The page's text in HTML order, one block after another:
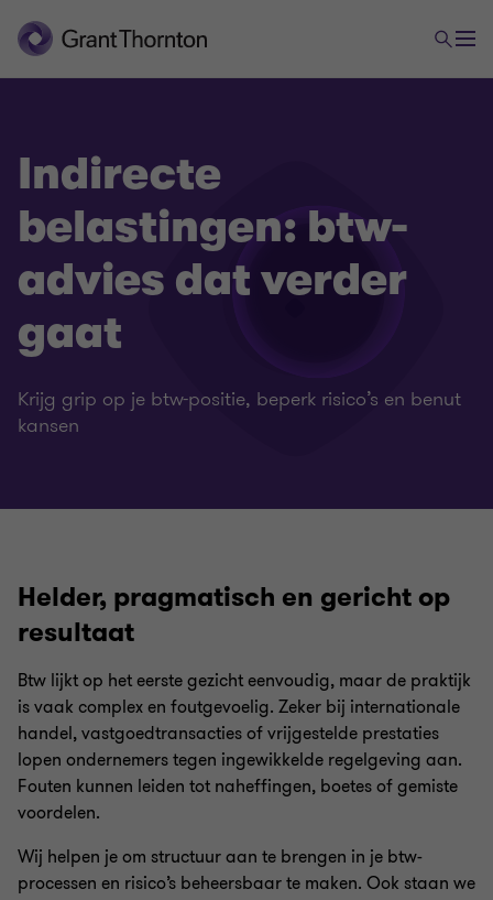
Indirecte
belastingen: btw-
advies dat verder
gaat
Krijg grip op je btw-positie, beperk risico’s en benut
kansen
Helder, pragmatisch en gericht op
resultaat
Btw lijkt op het eerste gezicht eenvoudig, maar de praktijk
is vaak complex en foutgevoelig. Zeker bij internationale
handel, vastgoedtransacties of vrijgestelde prestaties
lopen ondernemers tegen ingewikkelde regelgeving aan.
Fouten kunnen leiden tot naheffingen, boetes of gemiste
voordelen.
Wij helpen je om structuur aan te brengen in je btw-
processen en risico’s beheersbaar te maken. Ook staan we